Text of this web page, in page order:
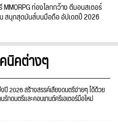
MMORPG ท่องโลกกว้าง ตีมอนสเตอร์
สนุกสุดมันส์บนมือถือ อัปเดตปี 2026
นิคต่างๆ
ปี 2026 สร้างสรรค์เสียงดนตรีง่ายๆ ได้ด้วย
กดนตรีและคอนเทนต์ครีเอเตอร์มือใหม่